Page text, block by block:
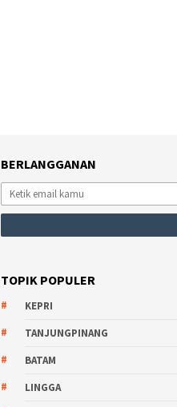
BERLANGGANAN
TOPIK POPULER
KEPRI
TANJUNGPINANG
BATAM
LINGGA